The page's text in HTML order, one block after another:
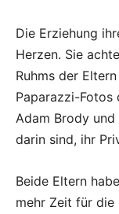
Die Erziehung
Herzen. Sie
Ruhms der
Paparazzi-Fotos
Adam Brody
darin sind, ihr
Beide Eltern
mehr Zeit für die